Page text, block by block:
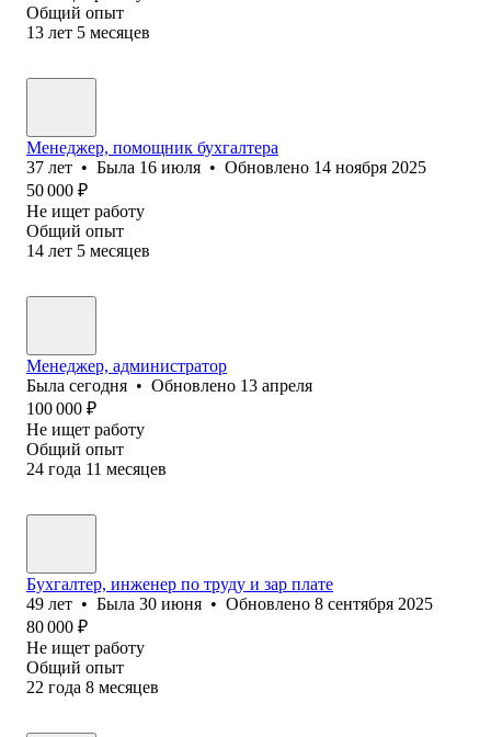
Общий опыт
13 лет 5 месяцев
Менеджер, помощник бухгалтера
37 лет • Была 16 июля • Обновлено 14 ноября 2025
50 000 ₽
Не ищет работу
Общий опыт
14 лет 5 месяцев
Менеджер, администратор
Была сегодня • Обновлено 13 апреля
100 000 ₽
Не ищет работу
Общий опыт
24 года 11 месяцев
Бухгалтер, инженер по труду и зар плате
49 лет • Была 30 июня • Обновлено 8 сентября 2025
80 000 ₽
Не ищет работу
Общий опыт
22 года 8 месяцев